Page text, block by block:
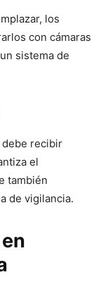
los
con cámaras
sistema de
debe recibir
el
también
de vigilancia.